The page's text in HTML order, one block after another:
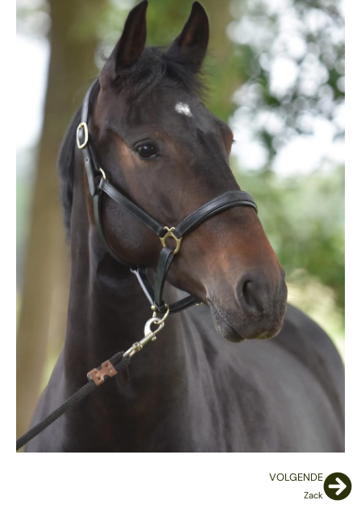
VOLGENDE
Zack